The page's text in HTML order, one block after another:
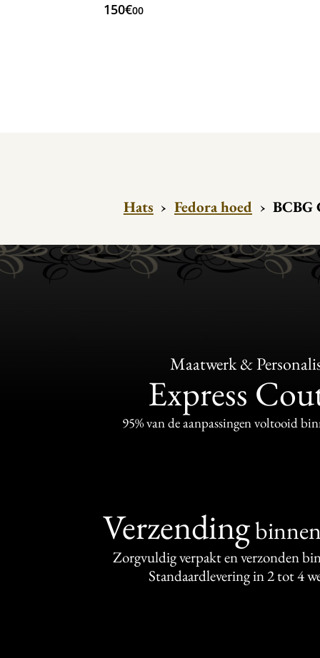
150€00
Hats › Fedora hoed › BCBG
Maatwerk &
Express
95% van de aanpassingen voltooid
Verzending
Zorgvuldig verpakt en verzonden
Standaardlevering in 2 tot 4